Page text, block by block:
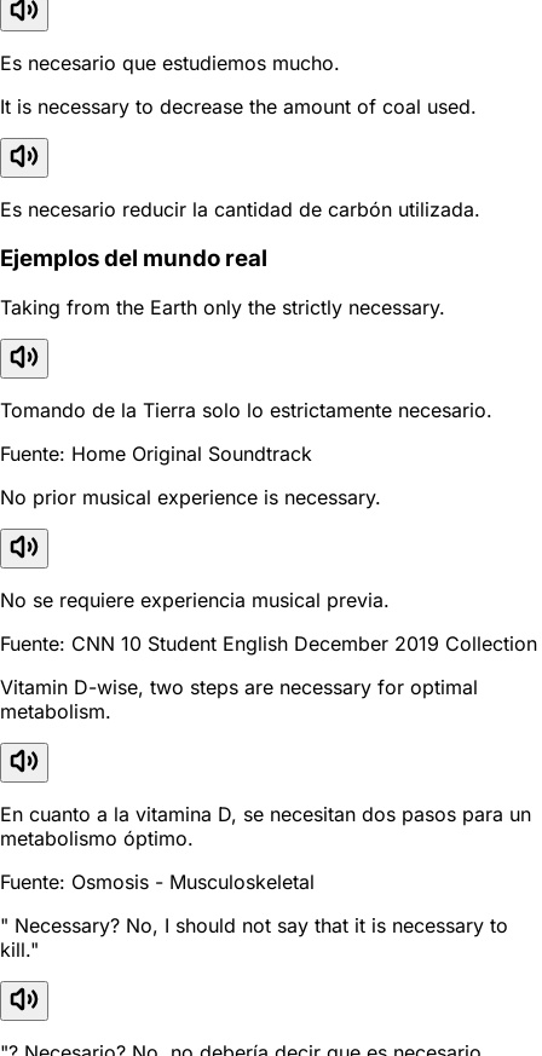
Es necesario que estudiemos mucho.
It is necessary to decrease the amount of coal used.
Es necesario reducir la cantidad de carbón utilizada.
Ejemplos del mundo real
Taking from the Earth only the strictly necessary.
Tomando de la Tierra solo lo estrictamente necesario.
Fuente: Home Original Soundtrack
No prior musical experience is necessary.
No se requiere experiencia musical previa.
Fuente: CNN 10 Student English December 2019 Collection
Vitamin D-wise, two steps are necessary for optimal
metabolism.
En cuanto a la vitamina D, se necesitan dos pasos para un
metabolismo óptimo.
Fuente: Osmosis - Musculoskeletal
" Necessary? No, I should not say that it is necessary to
kill."